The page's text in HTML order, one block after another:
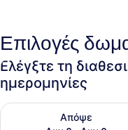
Επιλογές
Ελέγξτε τη
ημερομηνίες
Απόψε
Έλεγχος